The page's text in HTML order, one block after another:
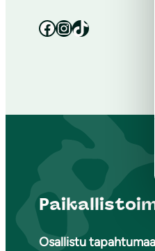
Facebook InstagramTikTok
Osallistu